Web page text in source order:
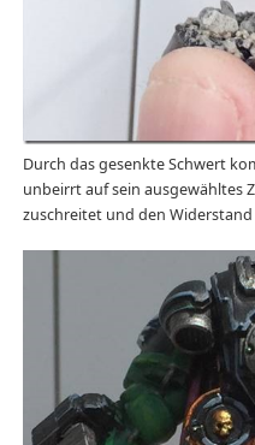
Durch das gesenkte Schwert
unbeirrt auf sein ausgewähltes
zuschreitet und den